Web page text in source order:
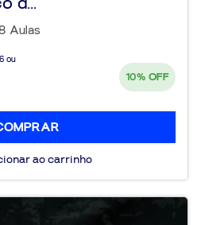
Aulas
ou
10% OFF
ao carrinho